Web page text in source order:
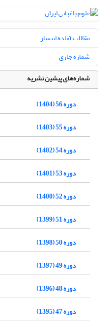
مقالات آماده انتشار
شماره جاری
شماره‌های پیشین نشریه
دوره 56 (1404)
دوره 55 (1403)
دوره 54 (1402)
دوره 53 (1401)
دوره 52 (1400)
دوره 51 (1399)
دوره 50 (1398)
دوره 49 (1397)
دوره 48 (1396)
دوره 47 (1395)